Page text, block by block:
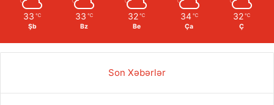
33 ℃
Şb
33 ℃
Bz
32 ℃
Be
34 ℃
Ça
32 ℃
Ç
Son Xəbərlər